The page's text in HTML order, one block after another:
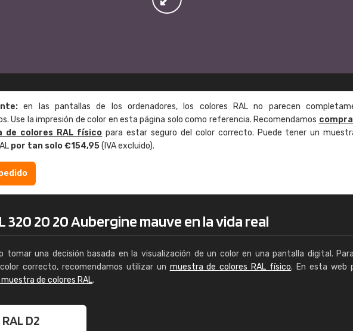
en las pantallas de los ordenadores, los colores RAL no parecen
Use la impresión de color en esta página solo como referencia. Recomendamos
de colores RAL físico para estar seguro del color correcto. Puede tener un
por tan solo €154,95(IVA excluido).
320 20 20 Aubergine mauve en la vida real
tomar una decisión basada en la visualización de un color en una pantalla digital.
correcto, recomendamos utilizar un muestra de colores RAL físico. En esta web
de colores RAL.
RAL D2
Enrique